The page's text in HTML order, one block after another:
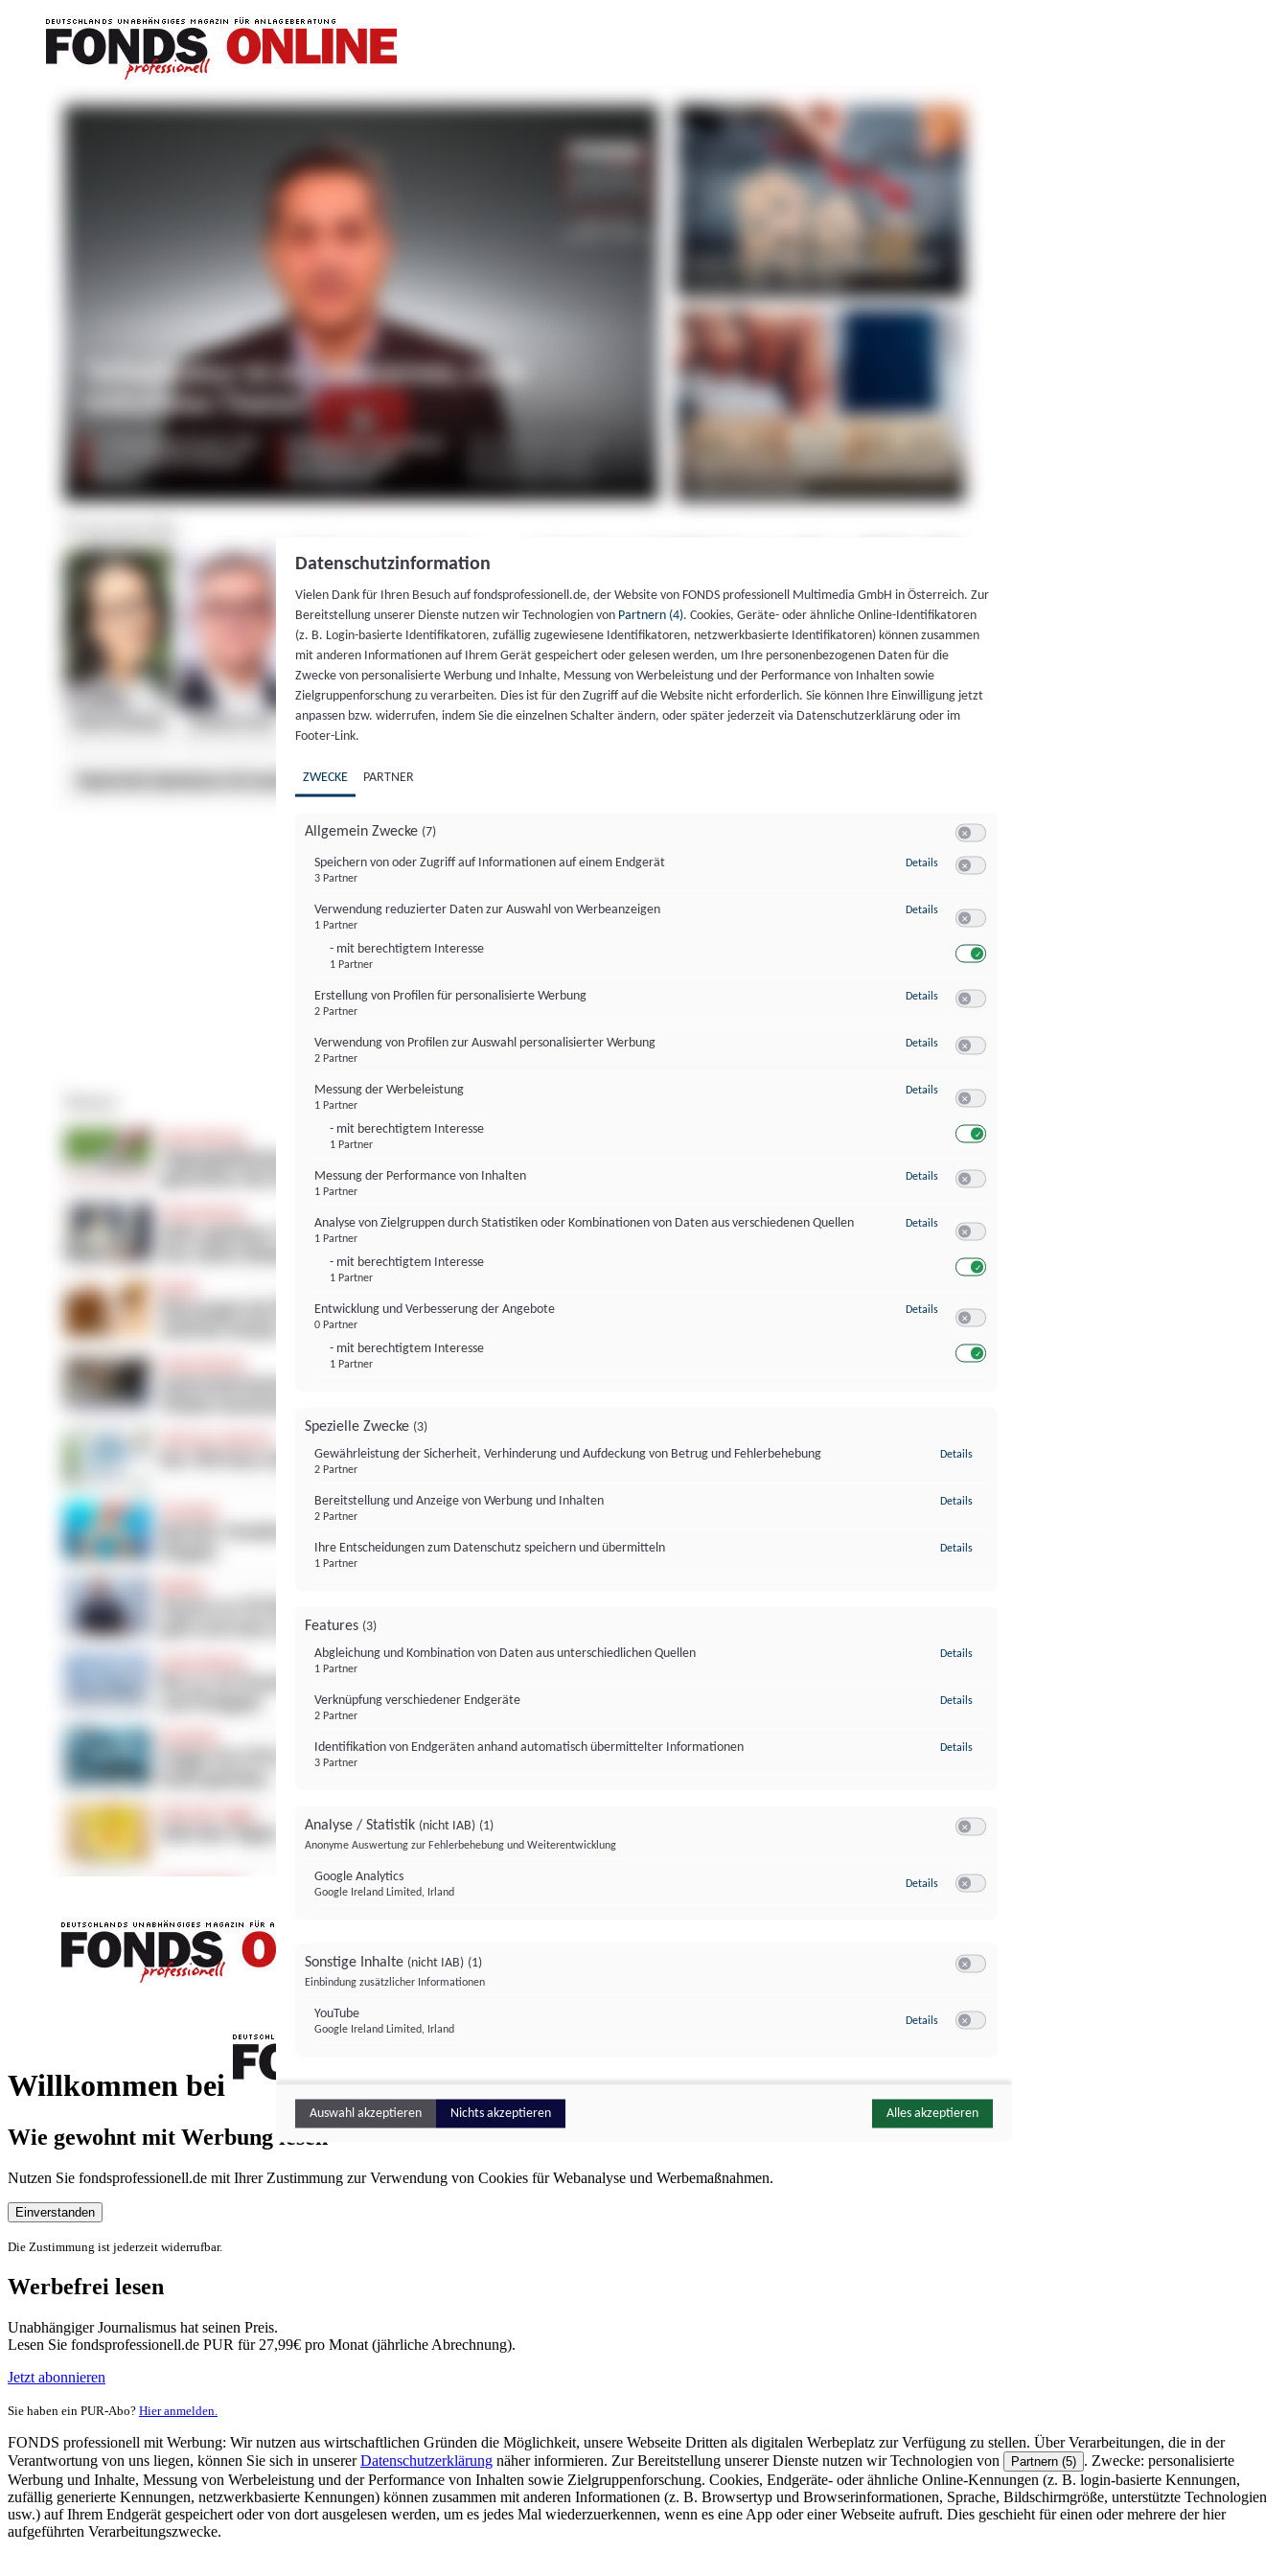
Willkommen bei
FONDS professionell
Wie gewohnt mit Werbung lesen
Nutzen Sie fondsprofessionell.de mit Ihrer Zustimmung zur Verwendung von Cookies für Webanalyse und Werbemaßnahmen.
Einverstanden
Die Zustimmung ist jederzeit widerrufbar.
Werbefrei lesen
Unabhängiger Journalismus hat seinen Preis.
Lesen Sie fondsprofessionell.de PUR für 27,99€ pro Monat (jährliche Abrechnung).
Jetzt abonnieren
Sie haben ein PUR-Abo? Hier anmelden.
FONDS professionell mit Werbung: Wir nutzen aus wirtschaftlichen Gründen die Möglichkeit, unsere Webseite Dritten als digitalen Werbeplatz zur Verfügung zu stellen. Über Verarbeitungen, die in der
Verantwortung von uns liegen, können Sie sich in unsererDatenschutzerklärung näher informieren. Zur Bereitstellung unserer Dienste nutzen wir Technologien von Partnern (5) . Zwecke: personalisierte
Werbung und Inhalte, Messung von Werbeleistung und der Performance von Inhalten sowie Zielgruppenforschung. Cookies, Endgeräte- oder ähnliche Online-Kennungen (z. B. login-basierte Kennungen,
zufällig generierte Kennungen, netzwerkbasierte Kennungen) können zusammen mit anderen Informationen (z. B. Browsertyp und Browserinformationen, Sprache, Bildschirmgröße, unterstützte Technologien
usw.) auf Ihrem Endgerät gespeichert oder von dort ausgelesen werden, um es jedes Mal wiederzuerkennen, wenn es eine App oder einer Webseite aufruft. Dies geschieht für einen oder mehrere der hier
aufgeführten Verarbeitungszwecke.
Datenschutzinformation
Vielen Dank für Ihren Besuch auf fondsprofessionell.de, der Website von FONDS professionell Multimedia GmbH in Österreich. Zur
Bereitstellung unserer Dienste nutzen wir Technologien von Partnern (4). Cookies, Geräte- oder ähnliche Online-Identifikatoren
(z. B. Login-basierte Identifikatoren, zufällig zugewiesene Identifikatoren, netzwerkbasierte Identifikatoren) können zusammen
mit anderen Informationen auf Ihrem Gerät gespeichert oder gelesen werden, um Ihre personenbezogenen Daten für die
Zwecke von personalisierte Werbung und Inhalte, Messung von Werbeleistung und der Performance von Inhalten sowie
Zielgruppenforschung zu verarbeiten. Dies ist für den Zugriff auf die Website nicht erforderlich. Sie können Ihre Einwilligung jetzt
anpassen bzw. widerrufen, indem Sie die einzelnen Schalter ändern, oder später jederzeit via Datenschutzerklärung oder im
Footer-Link.
ZWECKE PARTNER
Allgemein Zwecke (7)
Speichern von oder Zugriff auf Informationen auf einem Endgerät
3 Partner
Details zu Speichern von oder Zugriff auf Informationen auf einem Endgerät
Verwendung reduzierter Daten zur Auswahl von Werbeanzeigen
1 Partner
- mit berechtigtem Interesse
1 Partner
Details zu Verwendung reduzierter Daten zur Auswahl von Werbeanzeigen
Erstellung von Profilen für personalisierte Werbung
2 Partner
Details zu Erstellung von Profilen für personalisierte Werbung
Verwendung von Profilen zur Auswahl personalisierter Werbung
2 Partner
Details zu Verwendung von Profilen zur Auswahl personalisierter Werbung
Messung der Werbeleistung
1 Partner
- mit berechtigtem Interesse
1 Partner
Details zu Messung der Werbeleistung
Messung der Performance von Inhalten
1 Partner
Details zu Messung der Performance von Inhalten
Analyse von Zielgruppen durch Statistiken oder Kombinationen von Daten aus verschiedenen Quellen
1 Partner
- mit berechtigtem Interesse
1 Partner
Details zu Analyse von Zielgruppen durch Statistiken oder Kombinationen von
Entwicklung und Verbesserung der Angebote
0 Partner
- mit berechtigtem Interesse
1 Partner
Details zu Entwicklung und Verbesserung der Angebote
Spezielle Zwecke (3)
Gewährleistung der Sicherheit, Verhinderung und Aufdeckung von Betrug und Fehlerbehebung
2 Partner
Details
Bereitstellung und Anzeige von Werbung und Inhalten
2 Partner
Details
Ihre Entscheidungen zum Datenschutz speichern und übermitteln
1 Partner
Details
Features (3)
Abgleichung und Kombination von Daten aus unterschiedlichen Quellen
1 Partner
Details
Verknüpfung verschiedener Endgeräte
2 Partner
Details
Identifikation von Endgeräten anhand automatisch übermittelter Informationen
3 Partner
Details
Analyse / Statistik (nicht IAB) (1)
Anonyme Auswertung zur Fehlerbehebung und Weiterentwicklung
Google Analytics
Google Ireland Limited, Irland
Details zu Google Analytics
Sonstige Inhalte (nicht IAB) (1)
Einbindung zusätzlicher Informationen
YouTube
Google Ireland Limited, Irland
Details zu YouTube
Auswahl akzeptieren Nichts akzeptieren Alles akzeptieren